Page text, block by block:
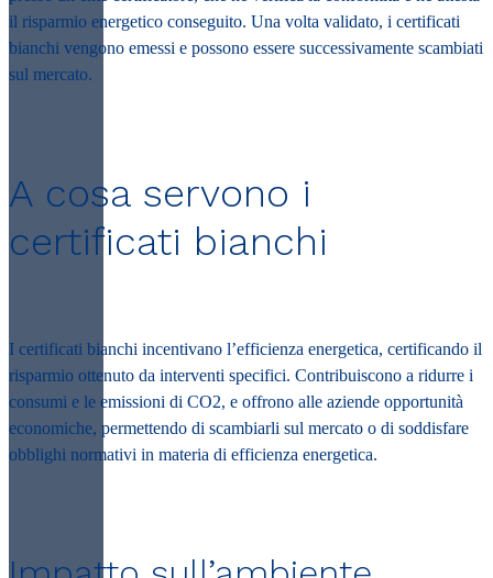
il risparmio energetico conseguito. Una volta validato, i certificati
bianchi vengono emessi e possono essere successivamente scambiati
sul mercato.
A cosa servono i
certificati bianchi
I certificati bianchi incentivano l’efficienza energetica, certificando il
risparmio ottenuto da interventi specifici. Contribuiscono a ridurre i
consumi e le emissioni di CO2, e offrono alle aziende opportunità
economiche, permettendo di scambiarli sul mercato o di soddisfare
obblighi normativi in materia di efficienza energetica.